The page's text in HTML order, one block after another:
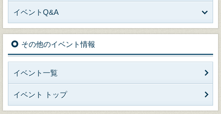
イベントQ&A
その他のイベント情報
イベント一覧
イベント トップ